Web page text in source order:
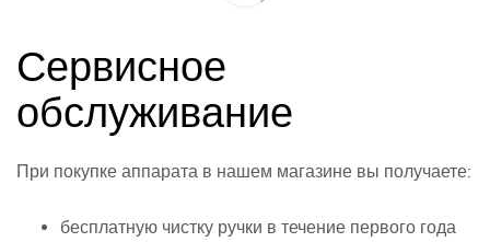
Сервисное
обслуживание
При покупке аппарата в нашем магазине вы получаете:
бесплатную чистку ручки в течение первого года